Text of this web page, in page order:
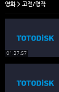
영화 > 고전/명작
01:37:57